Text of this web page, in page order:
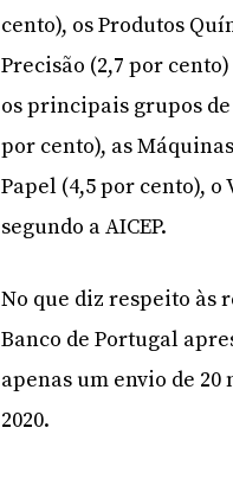
cento), os Produtos
Precisão (2,7 por
os principais grupos
por cento), as
Papel (4,5 por cento), o
segundo a AICEP.
No que diz respeito às
Banco de Portugal
apenas um envio de
2020.